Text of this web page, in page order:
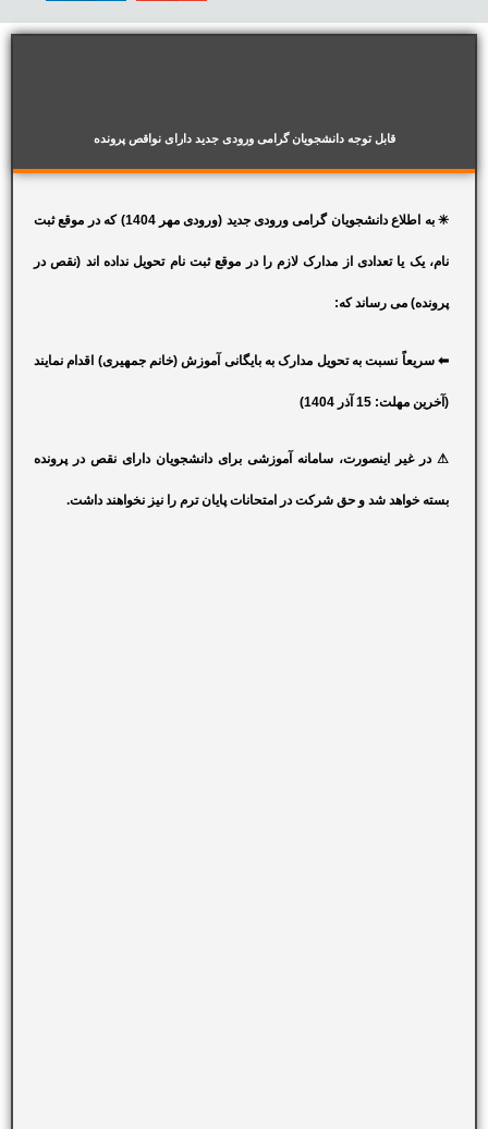
قابل توجه دانشجویان گرامی ورودی جدید دارای نواقص پرونده
✳ به اطلاع دانشجویان گرامی ورودی جدید (ورودی مهر 1404) که در موقع ثبت
نام، یک یا تعدادی از مدارک لازم را در موقع ثبت نام تحویل نداده اند (نقص در
پرونده) می رساند که:
⬅ سریعاً نسبت به تحویل مدارک به بایگانی آموزش (خانم جمهیری) اقدام نمایند
(آخرین مهلت: 15 آذر 1404)
⚠ در غیر اینصورت، سامانه آموزشی برای دانشجویان دارای نقص در پرونده
بسته خواهد شد و حق شرکت در امتحانات پایان ترم را نیز نخواهند داشت.